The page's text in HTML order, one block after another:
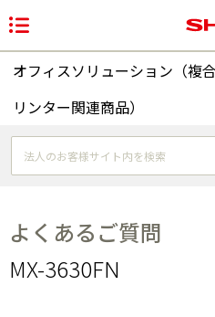
オフィスソリューション（複
リンター関連商品）
よくあるご質問
MX-3630FN